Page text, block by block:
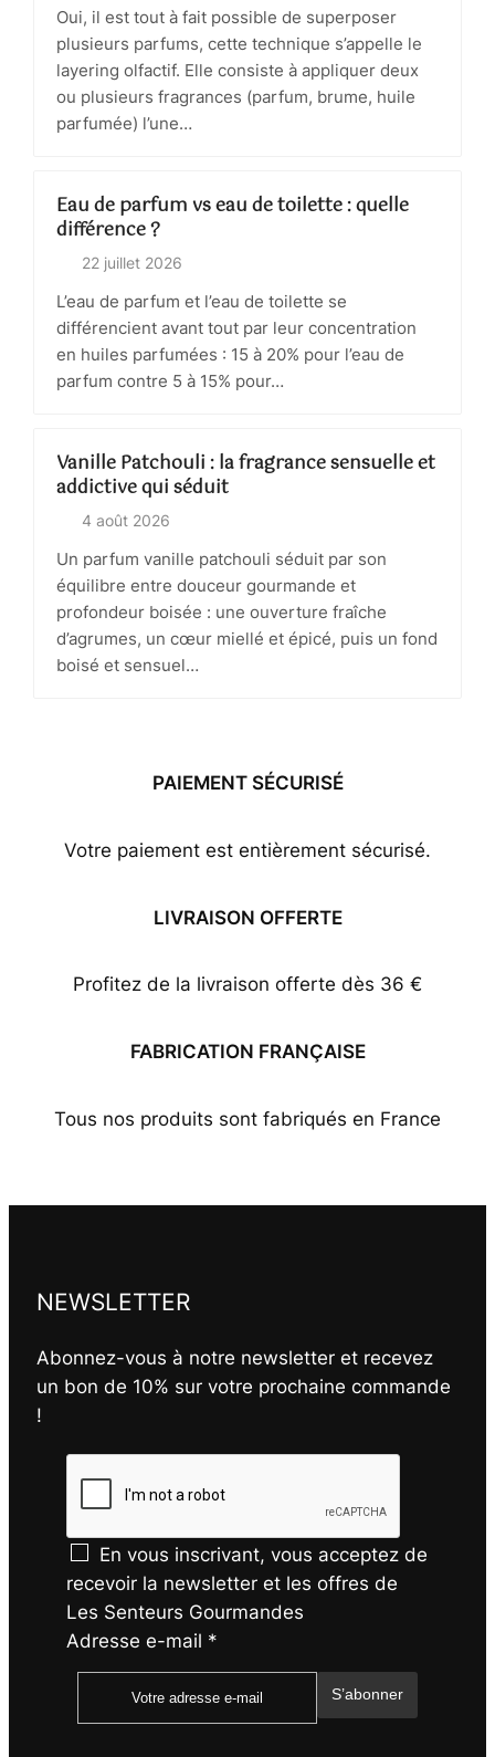
Oui, il est tout à fait possible de superposer
plusieurs parfums, cette technique s’appelle le
layering olfactif. Elle consiste à appliquer deux
ou plusieurs fragrances (parfum, brume, huile
parfumée) l’une…
Eau de parfum vs eau de toilette : quelle
différence ?
22 juillet 2026
L’eau de parfum et l’eau de toilette se
différencient avant tout par leur concentration
en huiles parfumées : 15 à 20% pour l’eau de
parfum contre 5 à 15% pour…
Vanille Patchouli : la fragrance sensuelle et
addictive qui séduit
4 août 2026
Un parfum vanille patchouli séduit par son
équilibre entre douceur gourmande et
profondeur boisée : une ouverture fraîche
d’agrumes, un cœur miellé et épicé, puis un fond
boisé et sensuel…
PAIEMENT SÉCURISÉ
Votre paiement est entièrement sécurisé.
LIVRAISON OFFERTE
Profitez de la livraison offerte dès 36 €
FABRICATION FRANÇAISE
Tous nos produits sont fabriqués en France
NEWSLETTER
Abonnez-vous à notre newsletter et recevez
un bon de 10% sur votre prochaine commande
!
En vous inscrivant, vous acceptez de
recevoir la newsletter et les offres de
Les Senteurs Gourmandes
Adresse e-mail *
S’abonner